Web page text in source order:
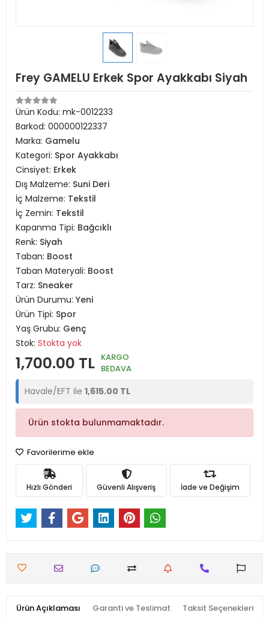
Frey GAMELU Erkek Spor Ayakkabı Siyah
Ürün Kodu: mk-0012233
Barkod: 000000122337
Marka: Gamelu
Kategori: Spor Ayakkabı
Cinsiyet: Erkek
Dış Malzeme: Suni Deri
İç Malzeme: Tekstil
İç Zemin: Tekstil
Kapanma Tipi: Bağcıklı
Renk: Siyah
Taban: Boost
Taban Materyali: Boost
Tarz: Sneaker
Ürün Durumu: Yeni
Ürün Tipi: Spor
Yaş Grubu: Genç
Stok: Stokta yok
1,700.00 TL KARGO
BEDAVA
Havale/EFT ile 1,615.00 TL
Ürün stokta bulunmamaktadır.
Favorilerime ekle
Hızlı Gönderi Güvenli Alışveriş İade ve Değişim
Ürün Açıklaması Garanti ve Teslimat Taksit Seçenekleri